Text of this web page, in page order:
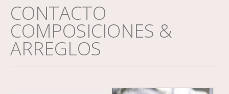
CONTACTO
COMPOSICIONES &
ARREGLOS